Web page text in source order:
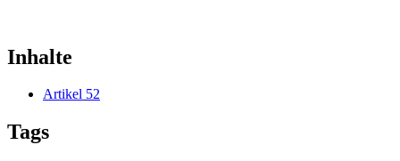
Inhalte
Artikel 52
Tags